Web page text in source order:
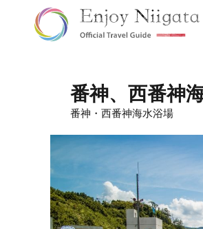
番神、西番神
番神・西番神海水浴場